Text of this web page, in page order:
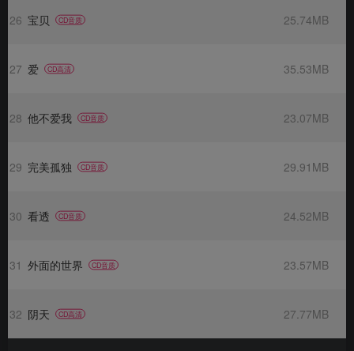
26 宝贝 CD音质 25.74MB
27 爱 CD高清 35.53MB
28 他不爱我 CD音质 23.07MB
29 完美孤独 CD音质 29.91MB
30 看透 CD音质 24.52MB
31 外面的世界 CD音质 23.57MB
32 阴天 CD高清 27.77MB